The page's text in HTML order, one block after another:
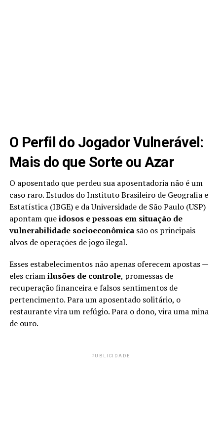
O Perfil do Jogador Vulnerável:
Mais do que Sorte ou Azar
O aposentado que perdeu sua aposentadoria não é um
caso raro. Estudos do Instituto Brasileiro de Geografia e
Estatística (IBGE) e da Universidade de São Paulo (USP)
apontam queidosos e pessoas em situação de
vulnerabilidade socioeconômicasão os principais
alvos de operações de jogo ilegal.
Esses estabelecimentos não apenas oferecem apostas —
eles criamilusões de controle, promessas de
recuperação financeira e falsos sentimentos de
pertencimento. Para um aposentado solitário, o
restaurante vira um refúgio. Para o dono, vira uma mina
de ouro.
PUBLICIDADE